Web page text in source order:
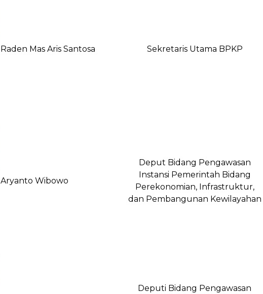
Raden Mas Aris Santosa Sekretaris Utama BPKP
Aryanto Wibowo
Deput Bidang Pengawasan
Instansi Pemerintah Bidang
Perekonomian, Infrastruktur,
dan Pembangunan Kewilayahan
Deputi Bidang Pengawasan